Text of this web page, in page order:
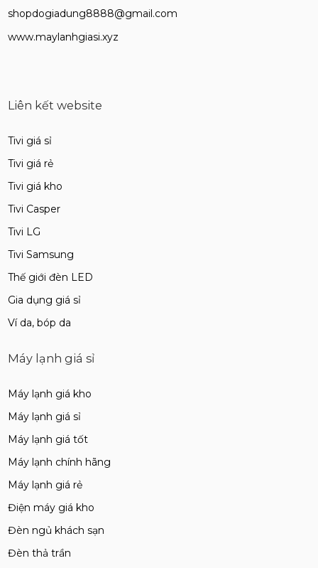
shopdogiadung8888@gmail.com
www.maylanhgiasi.xyz
Liên kết website
Tivi giá sỉ
Tivi giá rẻ
Tivi giá kho
Tivi Casper
Tivi LG
Tivi Samsung
Thế giới đèn LED
Gia dụng giá sỉ
Ví da, bóp da
Máy lạnh giá sỉ
Máy lạnh giá kho
Máy lạnh giá sỉ
Máy lạnh giá tốt
Máy lạnh chính hãng
Máy lạnh giá rẻ
Điện máy giá kho
Đèn ngủ khách sạn
Đèn thả trần